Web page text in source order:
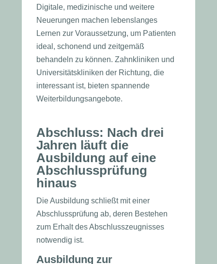
Digitale, medizinische und weitere
Neuerungen machen lebenslanges
Lernen zur Voraussetzung, um Patienten
ideal, schonend und zeitgemäß
behandeln zu können. Zahnkliniken und
Universitätskliniken der Richtung, die
interessant ist, bieten spannende
Weiterbildungsangebote.
Abschluss: Nach drei
Jahren läuft die
Ausbildung auf eine
Abschlussprüfung
hinaus
Die Ausbildung schließt mit einer
Abschlussprüfung ab, deren Bestehen
zum Erhalt des Abschlusszeugnisses
notwendig ist.
Ausbildung zur